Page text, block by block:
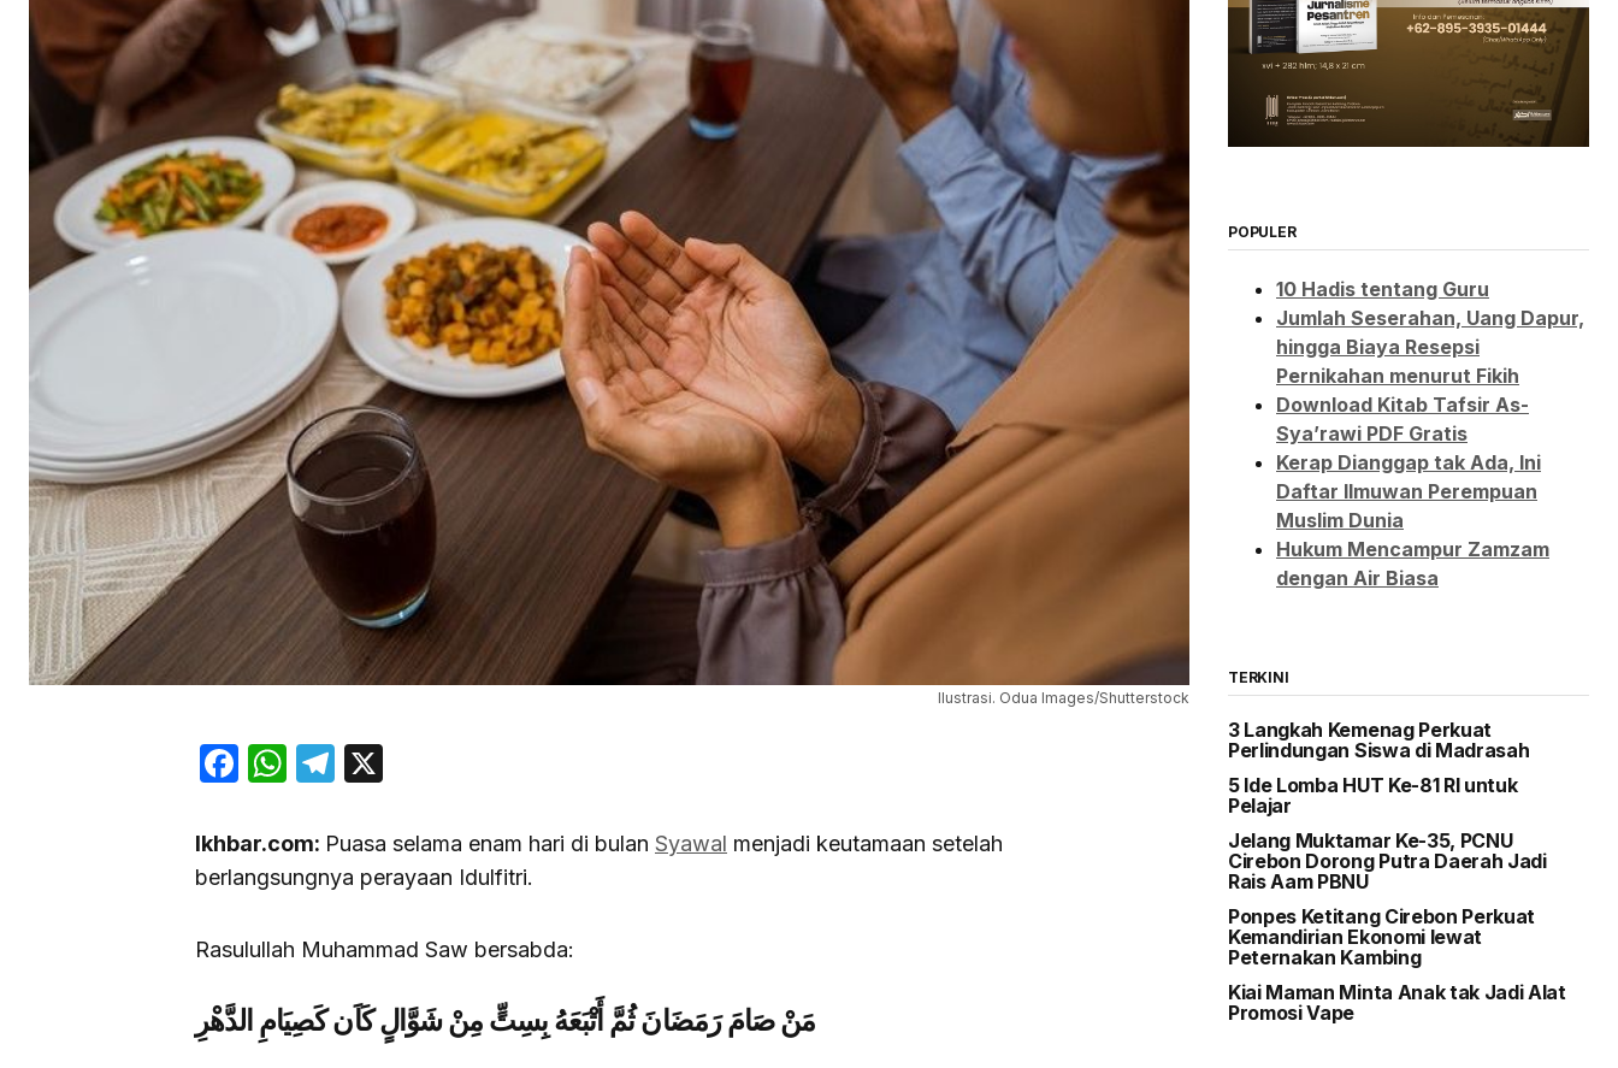
Ilustrasi. Odua Images/Shutterstock
Facebook
WhatsApp
Telegram
Ikhbar.com: Puasa selama enam hari di bulan Syawal menjadi keutamaan setelah
berlangsungnya perayaan Idulfitri.
Rasulullah Muhammad Saw bersabda:
مَنْ صَامَ رَمَضَانَ ثُمَّ أَتْبَعَهُ بِسِتٍّ مِنْ شَوَّالٍ كَاَن كَصِيَامِ الدَّهْرِ
POPULER
10 Hadis tentang Guru
Jumlah Seserahan, Uang Dapur,
hingga Biaya Resepsi
Pernikahan menurut Fikih
Download Kitab Tafsir As-
Sya’rawi PDF Gratis
Kerap Dianggap tak Ada, Ini
Daftar Ilmuwan Perempuan
Muslim Dunia
Hukum Mencampur Zamzam
dengan Air Biasa
TERKINI
3 Langkah Kemenag Perkuat
Perlindungan Siswa di Madrasah
5 Ide Lomba HUT Ke-81 RI untuk
Pelajar
Jelang Muktamar Ke-35, PCNU
Cirebon Dorong Putra Daerah Jadi
Rais Aam PBNU
Ponpes Ketitang Cirebon Perkuat
Kemandirian Ekonomi lewat
Peternakan Kambing
Kiai Maman Minta Anak tak Jadi Alat
Promosi Vape